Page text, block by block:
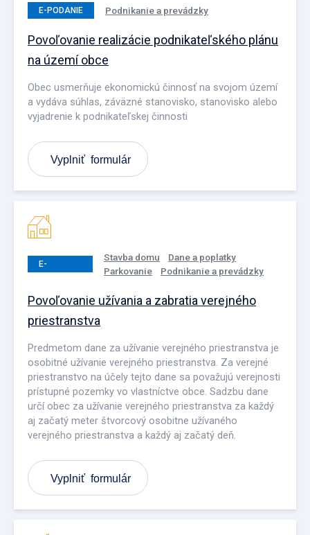
E-PODANIE Podnikanie a prevádzky
Povoľovanie realizácie podnikateľského plánu
na území obce
Obec usmerňuje ekonomickú činnosť na svojom území
a vydáva súhlas, záväzné stanovisko, stanovisko alebo
vyjadrenie k podnikateľskej činnosti
Vyplniť formulár
E-
Stavba domu
Dane a poplatky
Parkovanie
Podnikanie a prevádzky
Povoľovanie užívania a zabratia verejného
priestranstva
Predmetom dane za užívanie verejného priestranstva je
osobitné užívanie verejného priestranstva. Za verejné
priestranstvo na účely tejto dane sa považujú verejnosti
prístupné pozemky vo vlastníctve obce. Sadzbu dane
určí obec za užívanie verejného priestranstva za každý
aj začatý meter štvorcový osobitne užívaného
verejného priestranstva a každý aj začatý deň.
Vyplniť formulár